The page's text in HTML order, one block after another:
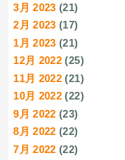
3月 2023 (21)
2月 2023 (17)
1月 2023 (21)
12月 2022 (25)
11月 2022 (21)
10月 2022 (22)
9月 2022 (23)
8月 2022 (22)
7月 2022 (22)